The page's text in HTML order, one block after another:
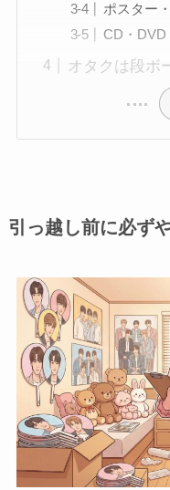
ポスター
CD・
オタクは段ボ
引っ越し前に必ず